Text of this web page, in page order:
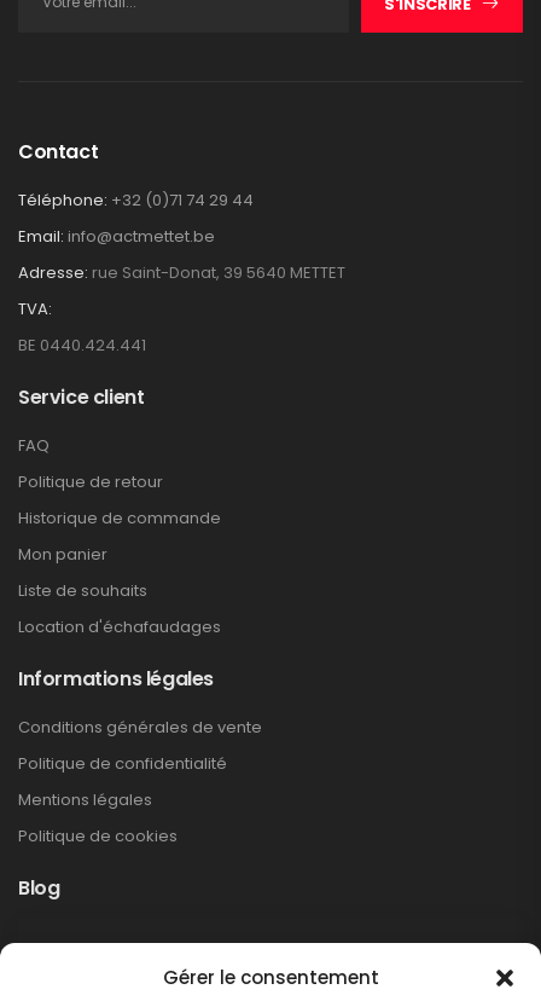
Gérer le consentement
Contact
Téléphone: +32 (0)71 74 29 44
Email: info@actmettet.be
Adresse: rue Saint-Donat, 39 5640 METTET
TVA:
BE 0440.424.441
Service client
FAQ
Politique de retour
Historique de commande
Mon panier
Liste de souhaits
Location d'échafaudages
Informations légales
Conditions générales de vente
Politique de confidentialité
Mentions légales
Politique de cookies
Blog